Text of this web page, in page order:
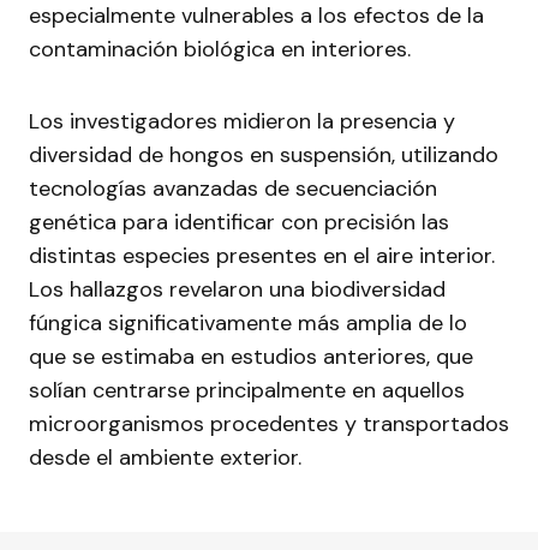
especialmente vulnerables a los efectos de la
contaminación biológica en interiores.
Los investigadores midieron la presencia y
diversidad de hongos en suspensión, utilizando
tecnologías avanzadas de secuenciación
genética para identificar con precisión las
distintas especies presentes en el aire interior.
Los hallazgos revelaron una biodiversidad
fúngica significativamente más amplia de lo
que se estimaba en estudios anteriores, que
solían centrarse principalmente en aquellos
microorganismos procedentes y transportados
desde el ambiente exterior.